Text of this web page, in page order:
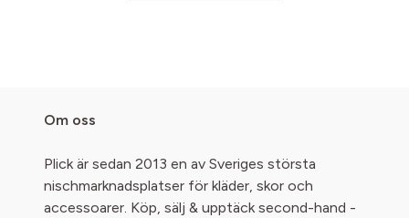
Om oss
Plick är sedan 2013 en av Sveriges största
nischmarknadsplatser för kläder, skor och
accessoarer. Köp, sälj & upptäck second-hand -